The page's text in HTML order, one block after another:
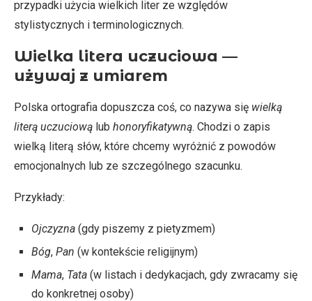
przypadki użycia wielkich liter ze względów
stylistycznych i terminologicznych.
Wielka litera uczuciowa —
używaj z umiarem
Polska ortografia dopuszcza coś, co nazywa się wielką
literą uczuciową lub honoryfikatywną. Chodzi o zapis
wielką literą słów, które chcemy wyróżnić z powodów
emocjonalnych lub ze szczególnego szacunku.
Przykłady:
Ojczyzna (gdy piszemy z pietyzmem)
Bóg, Pan (w kontekście religijnym)
Mama, Tata (w listach i dedykacjach, gdy zwracamy się
do konkretnej osoby)